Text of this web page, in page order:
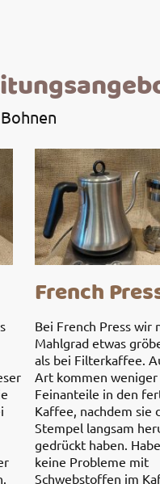
French
Bei French Press wir
Mahlgrad etwas
als bei Filterkaffee.
Art kommen weniger
Feinanteile in den
Kaffee, nachdem sie
Stempel langsam
gedrückt haben.
keine Probleme mit
Schwebstoffen im